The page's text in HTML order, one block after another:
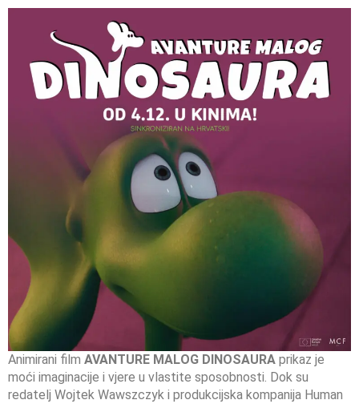
Animirani film AVANTURE MALOG DINOSAURA prikaz je
moći imaginacije i vjere u vlastite sposobnosti. Dok su
redatelj Wojtek Wawszczyk i produkcijska kompanija Human